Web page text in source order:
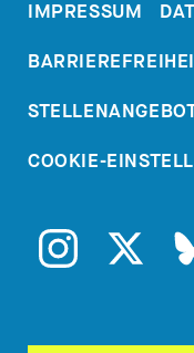
IMPRESSUM
COOKIE-